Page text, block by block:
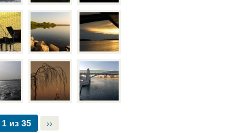
1 из 35 ››